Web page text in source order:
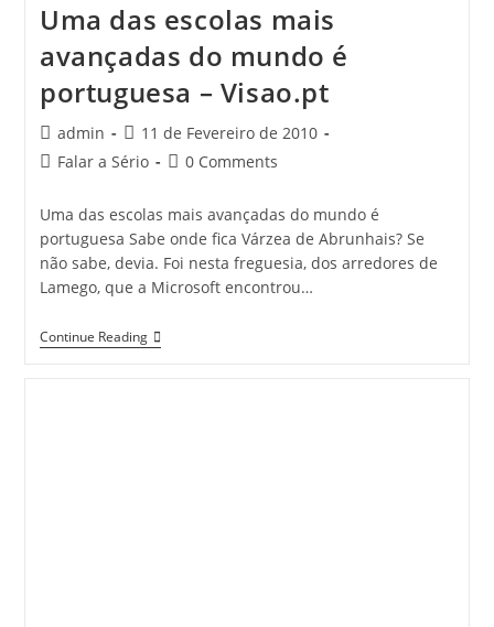
Uma das escolas mais
avançadas do mundo é
portuguesa – Visao.pt
Post
author:
admin
Post
published:
11 de Fevereiro de 2010
PostFalar a Sério
Post0 Comments
Uma das escolas mais avançadas do mundo é
portuguesa Sabe onde fica Várzea de Abrunhais? Se
não sabe, devia. Foi nesta freguesia, dos arredores de
Lamego, que a Microsoft encontrou…
Continue ReadingUma
Das